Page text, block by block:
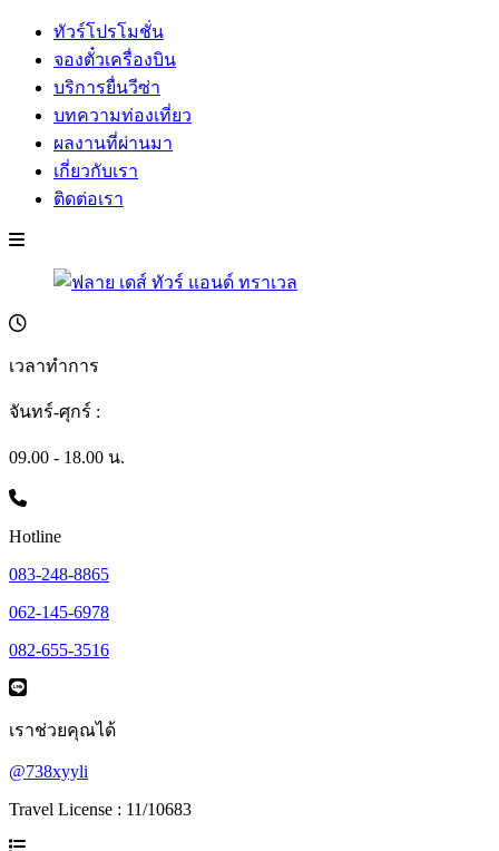
ทัวร์โปรโมชั่น
จองตั๋วเครื่องบิน
บริการยื่นวีซ่า
บทความท่องเที่ยว
ผลงานที่ผ่านมา
เกี่ยวกับเรา
ติดต่อเรา
เวลาทำการ
จันทร์-ศุกร์ :
09.00 - 18.00 น.
Hotline
083-248-8865
062-145-6978
082-655-3516
เราช่วยคุณได้
@738xyyli
Travel License : 11/10683